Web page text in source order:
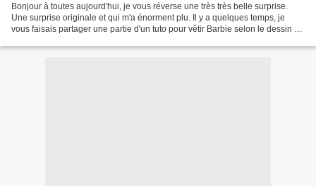
Bonjour à toutes aujourd'hui, je vous réverse une très très belle surprise.
Une surprise originale et qui m'a énorment plu. Il y a quelques temps, je
vous faisais partager une partie d'un tuto pour vêtir Barbie selon le dessin de